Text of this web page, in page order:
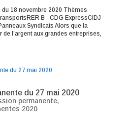
18 novembre 2020 Thèmes
B - CDG ExpressCIDJ
Syndicats Alors que la
l’argent aux grandes entreprises,
du 27 mai 2020
permanente,
2020